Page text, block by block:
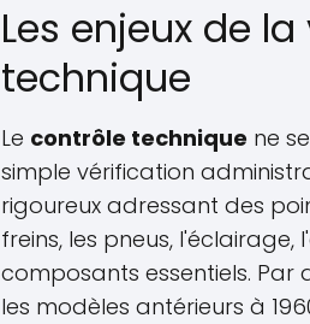
Les enjeux de
technique
Le contrôle technique ne
simple vérification
rigoureux adressant des
freins, les pneus,
composants essentiels. Par
les modèles antérieurs à